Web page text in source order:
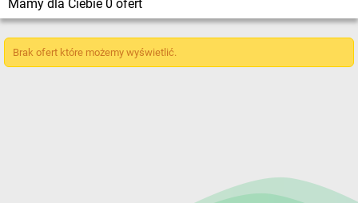
Mamy dla Ciebie 0 ofert
Brak ofert które możemy wyświetlić.